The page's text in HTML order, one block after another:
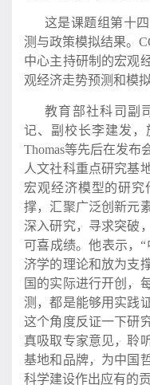
这是课题组第十
测与政策模拟结果。
中心主持研制的宏观
观经济走势预测和模
教育部社科司副
记、副校长李建发，
Thomas等先后在发布
人文社科重点研究基
宏观经济模型的研
撑，汇聚广泛创新元
深入研究，寻求突破
可喜成绩。他表示，
济学的理论和放为支
国的实际进行开创，
测，都是能够用实践
这个角度反证一下研
真吸取专家意见，聆
基地和品牌，为中国
科学建设作出应有的贡